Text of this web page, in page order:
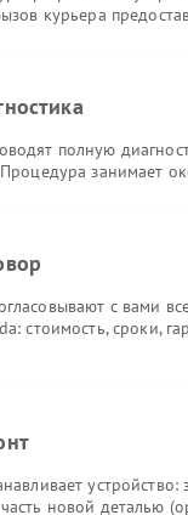
курьера
полную
занимает
с вами
стоимость, сроки,
устройство:
новой деталью